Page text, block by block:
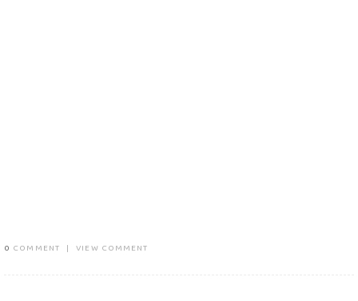
0 COMMENT | VIEW COMMENT